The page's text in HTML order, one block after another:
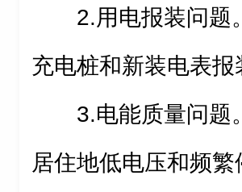
2.用电报装问题
充电桩和新装电表报
3.电能质量问题
居住地低电压和频繁